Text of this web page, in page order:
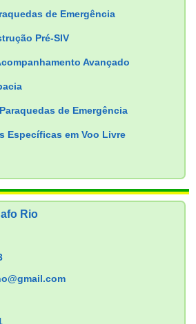
de Emergência
Pré-SIV
Avançado
de Emergência
Específicas em Voo Livre
Rio